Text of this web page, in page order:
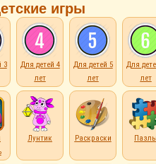
игры
3
Для детей 4
лет
Для детей 5
лет
Для
лет
Лунтик Раскраски Пазлы